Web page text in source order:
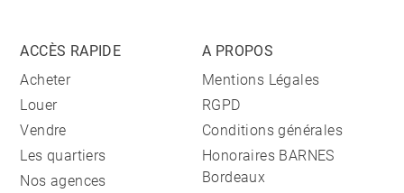
ACCÈS RAPIDE
Acheter
Louer
Vendre
Les quartiers
Nos agences
A PROPOS
Mentions Légales
RGPD
Conditions générales
Honoraires BARNES
Bordeaux